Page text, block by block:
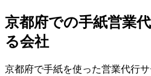
京都府での手紙営業
る会社
京都府で手紙を使った営業代行